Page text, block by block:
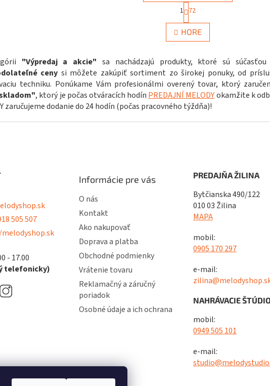
O
v
l
á
a
c
i
e
p
r
v
S
t
r
á
n
v
a
n
i
e
1 72
HORE
"Výpredaj a akcie" sa nachádzajú produkty, ktoré sú súčasťou
ceny si môžete zakúpiť sortiment zo širokej ponuky, od
techniku. Ponúkame Vám profesionálmi overený tovar, ktorý
, ktorý je počas otváracích hodín PREDAJNÍ MELODYokamžite k
zaručujeme dodanie do 24 hodín (počas pracovného týždňa)!
505 507
- 17.00
telefonicky)
Informácie pre vás
O nás
Kontakt
Ako nakupovať
Doprava a platba
Obchodné podmienky
Vrátenie tovaru
Reklamačný a záručný
poriadok
Osobné údaje a ich ochrana
PREDAJŇA ŽILINA
Bytčianska 490/122
010 03 Žilina
MAPA
mobil:
0905 170 297
e-mail:
NAHRÁVACIE
mobil:
0949 505 101
e-mail: